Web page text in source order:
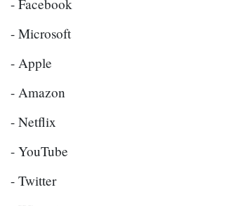
- Facebook
- Microsoft
- Apple
- Amazon
- Netflix
- YouTube
- Twitter